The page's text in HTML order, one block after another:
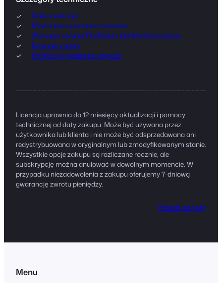
Dokumentacja
Minimalne wymagania serwera
Wymaga rdzenia FooEvents dla WooCommerce
Dziennik zmian
Polityka prywatności wtyczki
Licencja uprawnia do 12 miesięcy aktualizacji i pomocy
technicznej od daty zakupu. Może być używana przez
użytkownika lub klienta i nie może być odsprzedawana ani
redystrybuowana w oryginalnym lub zmodyfikowanym stanie.
Wszystkie opcje zakupu są rozliczane rocznie, ale
subskrypcję można anulować w dowolnym momencie. W
przypadku niezadowolenia z zakupu oferujemy 7-dniową
gwarancję zwrotu pieniędzy.
Powrót na górę
Menu